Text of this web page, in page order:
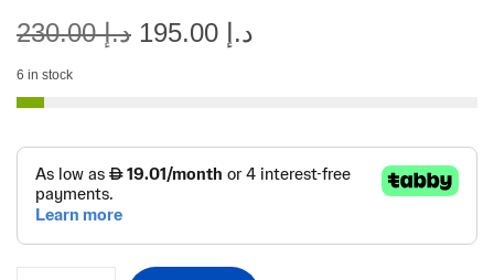
د.إ230.00 د.إ
6 in stock